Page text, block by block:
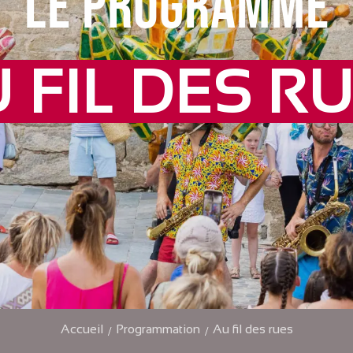
FIL DES
Accueil Programmation Au fil des rues